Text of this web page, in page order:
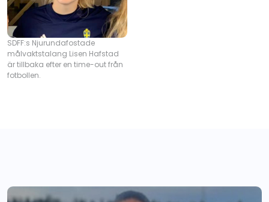
SDFF:s Njurundafostade
målvaktstalang Lisen Hafstad
är tillbaka efter en time-out från
fotbollen.